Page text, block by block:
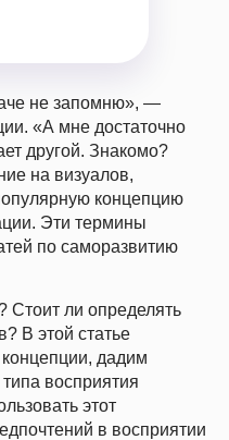
не запомню», —
«А мне достаточно
другой. Знакомо?
на визуалов,
концепцию
Эти термины
по саморазвитию
Стоит ли определять
В этой статье
дадим
восприятия
этот
в восприятии